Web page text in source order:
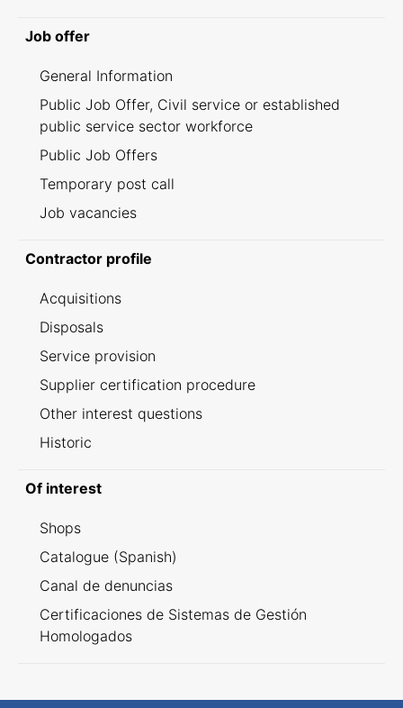
Job offer
General Information
Public Job Offer, Civil service or established
public service sector workforce
Public Job Offers
Temporary post call
Job vacancies
Contractor profile
Acquisitions
Disposals
Service provision
Supplier certification procedure
Other interest questions
Historic
Of interest
Shops
Catalogue (Spanish)
Canal de denuncias
Certificaciones de Sistemas de Gestión
Homologados